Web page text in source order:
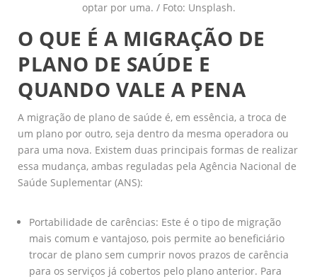
optar por uma. / Foto: Unsplash.
O QUE É A MIGRAÇÃO DE
PLANO DE SAÚDE E
QUANDO VALE A PENA
A migração de plano de saúde é, em essência, a troca de
um plano por outro, seja dentro da mesma operadora ou
para uma nova. Existem duas principais formas de realizar
essa mudança, ambas reguladas pela Agência Nacional de
Saúde Suplementar (ANS):
Portabilidade de carências: Este é o tipo de migração
mais comum e vantajoso, pois permite ao beneficiário
trocar de plano sem cumprir novos prazos de carência
para os serviços já cobertos pelo plano anterior. Para